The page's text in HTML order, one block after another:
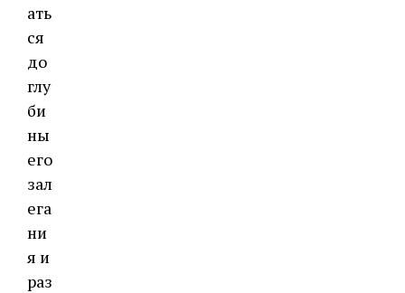
ать
ся
до
глу
би
ны
его
зал
ега
ни
я и
раз